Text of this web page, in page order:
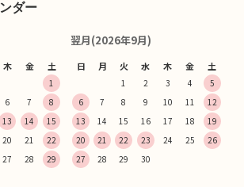
ダー
木 金 土
1
6 7
8
13 14
15
20 21
22
27 28
29
翌月(2026年9月)
日 月 火 水 木 金 土
1 2 3 4
5
6
7 8 9 10 11
12
13
14 15 16 17 18
19
20
21 22 23 24 25
26
27
28 29 30